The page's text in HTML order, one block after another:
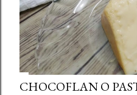
CHOCOFLAN O